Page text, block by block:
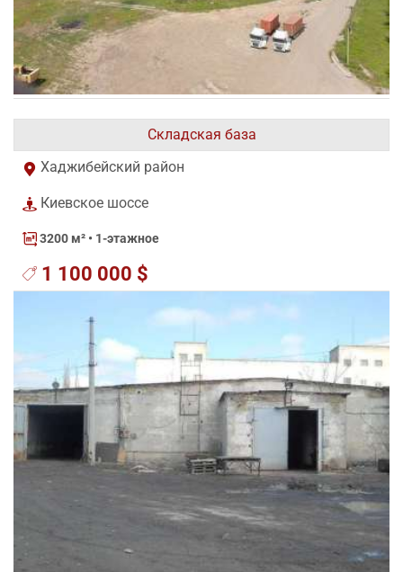
Складская база
Хаджибейский район
Киевское шоссе
3200 м² • 1-этажное
1 100 000 $